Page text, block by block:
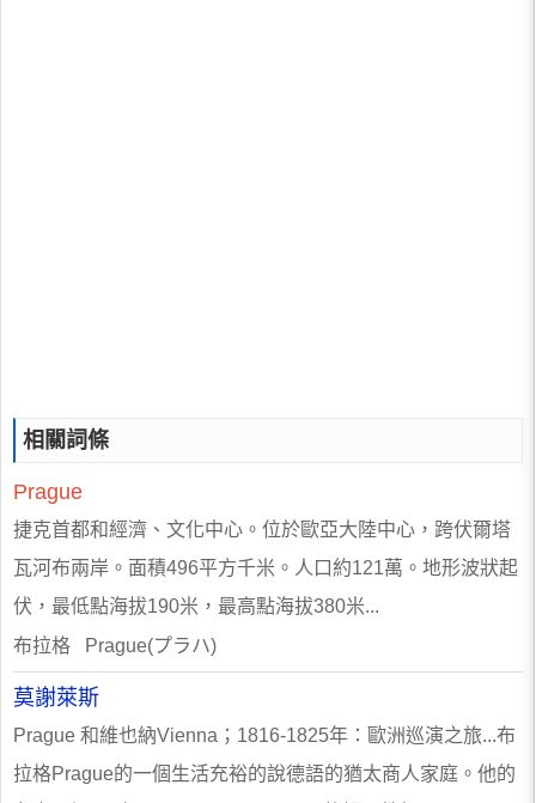
相關詞條
Prague
捷克首都和經濟、文化中心。位於歐亞大陸中心，跨伏爾塔
瓦河布兩岸。面積496平方千米。人口約121萬。地形波狀起
伏，最低點海拔190米，最高點海拔380米...
布拉格 Prague(プラハ)
莫謝萊斯
Prague 和維也納Vienna；1816-1825年：歐洲巡演之旅...布
拉格Prague的一個生活充裕的說德語的猶太商人家庭。他的